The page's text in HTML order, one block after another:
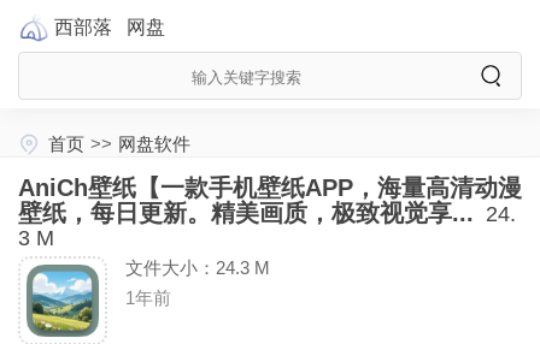
西部落 网盘
首页 >> 网盘软件
AniCh壁纸【一款手机壁纸APP，海量高清动漫
壁纸，每日更新。精美画质，极致视觉享... 24.
3 M
文件大小：24.3 M
1年前